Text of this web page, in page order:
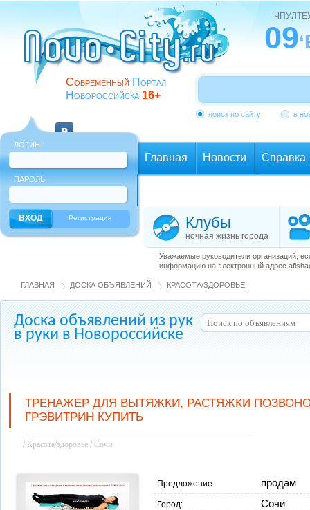
Современный Портал
Новороссийска 16+
09
поиск по сайту в
ЛОГИН
ПАРОЛЬ
Регистрация
Главная Новости Справка
Клубы
ночная жизнь города
Уважаемые руководители организаций,
информацию на электронный адрес
ГЛАВНАЯ ДОСКА ОБЪЯВЛЕНИЙ КРАСОТА/ЗДОРОВЬЕ
Доска объявлений из рук
в руки в Новороссийске
ТРЕНАЖЕР ДЛЯ ВЫТЯЖКИ, РАСТЯЖКИ
ГРЭВИТРИН КУПИТЬ
/ Красота/здоровье / Сочи
Предложение: продам
Город: Сочи